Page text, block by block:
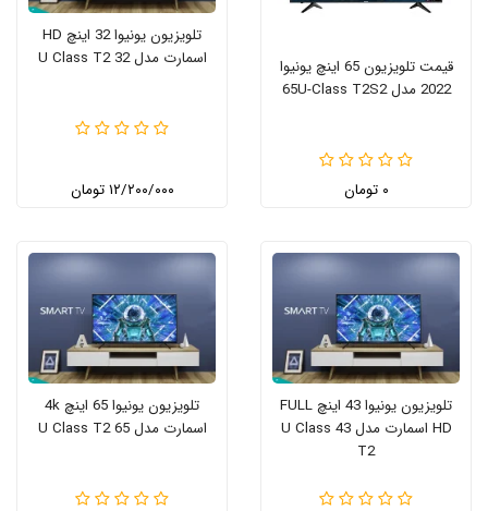
قیمت تلویزیون 65 اینچ یونیوا
2022 مدل 65U-Class T2S2
۰ تومان
تلویزیون یونیوا 32 اینچ HD
اسمارت مدل 32 U Class T2
۱۲/۲۰۰/۰۰۰ تومان
تلویزیون یونیوا 43 اینچ FULL
HD اسمارت مدل 43 U Class
T2
تلویزیون یونیوا 65 اینچ 4k
اسمارت مدل 65 U Class T2